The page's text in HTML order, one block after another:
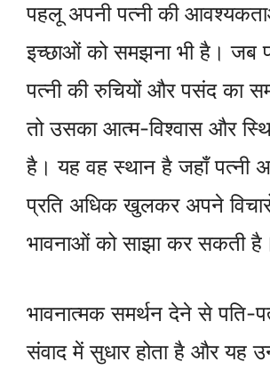
पहलू अपनी पत्नी की
इच्छाओं को समझना भी है। जब
पत्नी की रुचियों और पसंद का
तो उसका आत्म-विश्वास और
है। यह वह स्थान है जहाँ पत्नी
प्रति अधिक खुलकर अपने
भावनाओं को साझा कर सकती
भावनात्मक समर्थन देने से पति-
संवाद में सुधार होता है और यह